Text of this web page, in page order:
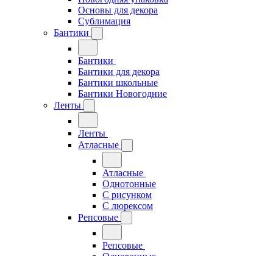
Основы для декора
Сублимация
Бантики
Бантики
Бантики для декора
Бантики школьные
Бантики Новогодние
Ленты
Ленты
Атласные
Атласные
Однотонные
С рисунком
С люрексом
Репсовые
Репсовые